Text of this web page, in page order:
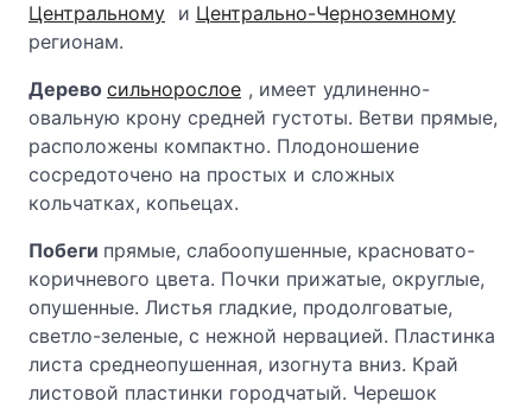
Центральному и Центрально-Черноземному
регионам.
Дерево сильнорослое , имеет удлиненно-
овальную крону средней густоты. Ветви прямые,
расположены компактно. Плодоношение
сосредоточено на простых и сложных
кольчатках, копьецах.
Побеги прямые, слабоопушенные, красновато-
коричневого цвета. Почки прижатые, округлые,
опушенные. Листья гладкие, продолговатые,
светло-зеленые, с нежной нервацией. Пластинка
листа среднеопушенная, изогнута вниз. Край
листовой пластинки городчатый. Черешок